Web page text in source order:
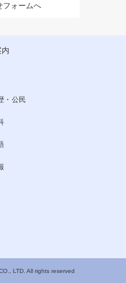
フォームへ
・公民
LTD. All rights reserved